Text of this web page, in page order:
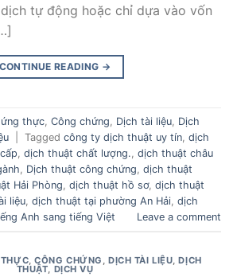
tự động hoặc chỉ dựa vào vốn
CONTINUE READING →
thực Công chứng Dịch tài liệu Dịch
Tagged công ty dịch thuật uy tín dịch
dịch thuật chất lượng. dịch thuật châu
Dịch thuật công chứng dịch thuật
Hải Phòng dịch thuật hồ sơ, dịch thuật
liệu dịch thuật tại phường An Hải dịch
Anh sang tiếng Việt Leave a comment
,CÔNG CHỨNG , DỊCH TÀI LIỆU,DỊCH
THUẬT, DỊCH VỤ